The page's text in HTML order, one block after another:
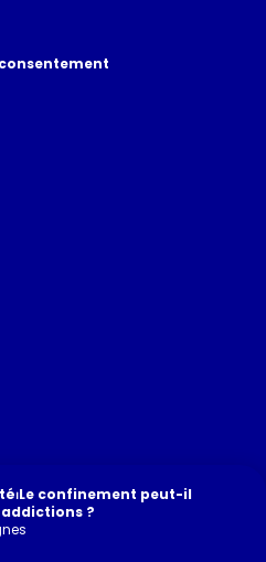
confinement peut-il
?